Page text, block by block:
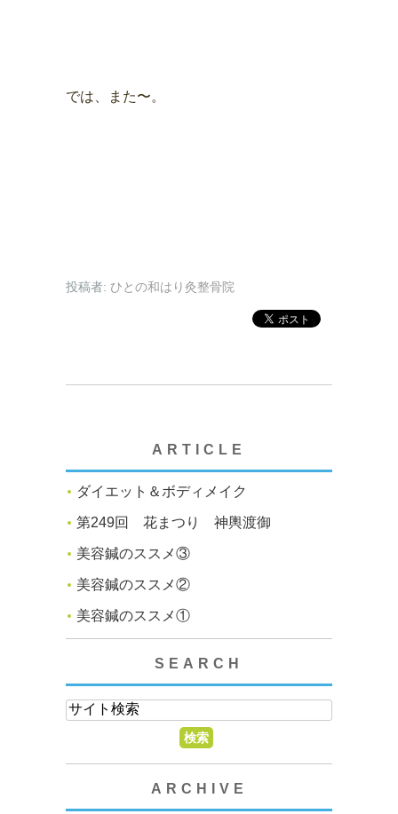
では、また〜。
投稿者: ひとの和はり灸整骨院
ARTICLE
ダイエット＆ボディメイク
第249回 花まつり 神輿渡御
美容鍼のススメ③
美容鍼のススメ②
美容鍼のススメ①
SEARCH
ARCHIVE